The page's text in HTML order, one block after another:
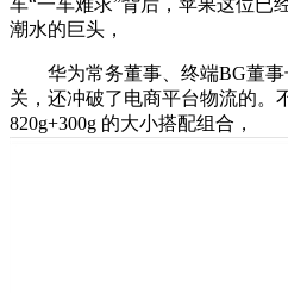
潮水的巨头，
华为常务董事、终端BG董事
关，还冲破了电商平台物流的。
820g+300g 的大小搭配组合，